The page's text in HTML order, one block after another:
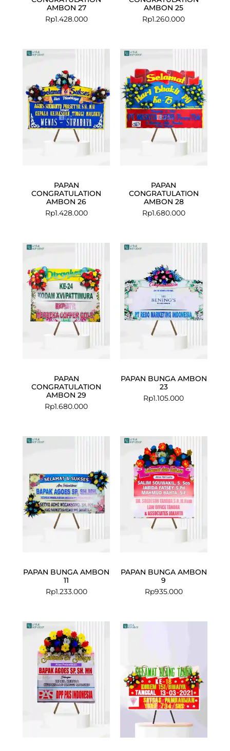
AMBON 27
Rp1.428.000
AMBON 25
Rp1.260.000
PAPAN
CONGRATULATION
AMBON 26
Rp1.428.000
PAPAN
CONGRATULATION
AMBON 28
Rp1.680.000
PAPAN
CONGRATULATION
AMBON 29
Rp1.680.000
PAPAN BUNGA AMBON
23
Rp1.105.000
PAPAN BUNGA AMBON
11
Rp1.233.000
PAPAN BUNGA AMBON
9
Rp935.000